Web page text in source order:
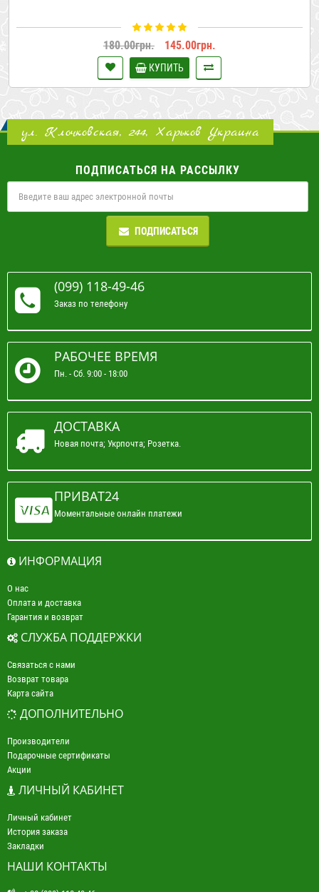
180.00грн. 145.00грн.
КУПИТЬ
ул. Клочковская, 244, Харьков Украина
ПОДПИСАТЬСЯ НА РАССЫЛКУ
ПОДПИСАТЬСЯ
(099) 118-49-46
Заказ по телефону
РАБОЧЕЕ ВРЕМЯ
Пн. - Сб. 9:00 - 18:00
ДОСТАВКА
Новая почта; Укрпочта; Розетка.
ПРИВАТ24
Моментальные онлайн платежи
ИНФОРМАЦИЯ
О нас
Оплата и доставка
Гарантия и возврат
СЛУЖБА ПОДДЕРЖКИ
Связаться с нами
Возврат товара
Карта сайта
ДОПОЛНИТЕЛЬНО
Производители
Подарочные сертификаты
Акции
ЛИЧНЫЙ КАБИНЕТ
Личный кабинет
История заказа
Закладки
НАШИ КОНТАКТЫ